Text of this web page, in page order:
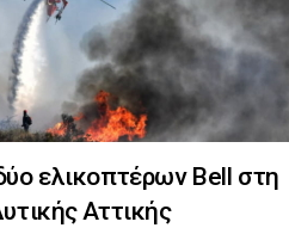
ελικοπτέρων Bell στη
Αττικής